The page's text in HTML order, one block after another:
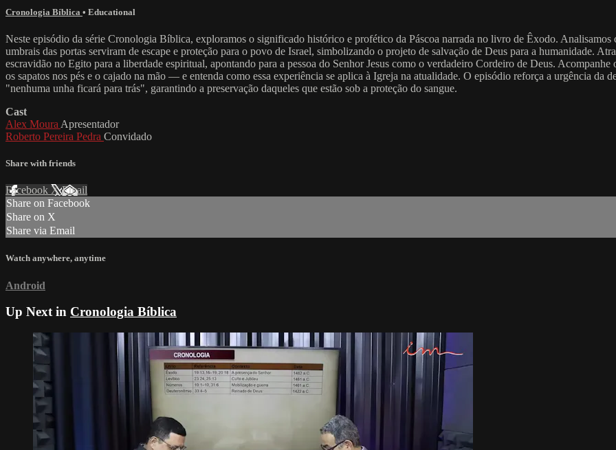
Cronologia Bíblica • Educational
Neste episódio da série Cronologia Bíblica, exploramos o significado histórico e profético da Páscoa narrada no livro de Êxodo.
umbrais das portas serviram de escape e proteção para o povo de Israel, simbolizando o projeto de salvação de Deus para a humanidade.
escravidão no Egito para a liberdade espiritual, apontando para a pessoa do Senhor Jesus como o verdadeiro Cordeiro de Deus.
os sapatos nos pés e o cajado na mão — e entenda como essa experiência se aplica à Igreja na atualidade. O episódio reforça a urgência da
"nenhuma unha ficará para trás", garantindo a preservação daqueles que estão sob a proteção do sangue.
Cast
Alex Moura Apresentador
Roberto Pereira Pedra Convidado
Share with friends
Facebook XEmail
Share on Facebook
Share on X
Share via Email
Watch anywhere, anytime
Android
Up Next in Cronologia Bíblica